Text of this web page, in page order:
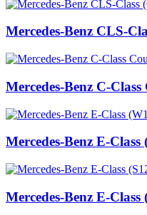
Mercedes-Benz CLS-
Mercedes-Benz C-Class
Mercedes-Benz E-Class
Mercedes-Benz E-Class